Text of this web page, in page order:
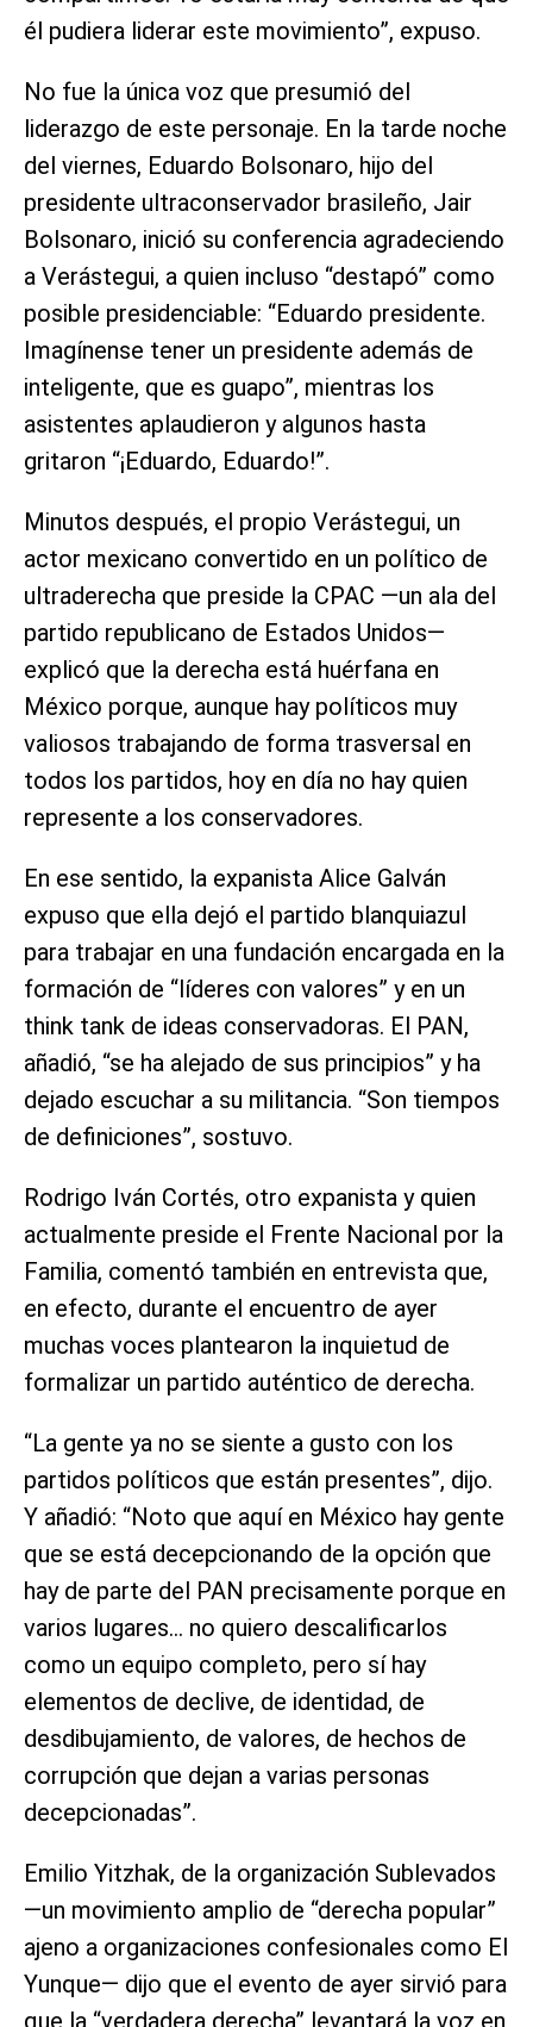
él pudiera liderar este movimiento”, expuso.
No fue la única voz que presumió del
liderazgo de este personaje. En la tarde noche
del viernes, Eduardo Bolsonaro, hijo del
presidente ultraconservador brasileño, Jair
Bolsonaro, inició su conferencia agradeciendo
a Verástegui, a quien incluso “destapó” como
posible presidenciable: “Eduardo presidente.
Imagínense tener un presidente además de
inteligente, que es guapo”, mientras los
asistentes aplaudieron y algunos hasta
gritaron “¡Eduardo, Eduardo!”.
Minutos después, el propio Verástegui, un
actor mexicano convertido en un político de
ultraderecha que preside la CPAC —un ala del
partido republicano de Estados Unidos—
explicó que la derecha está huérfana en
México porque, aunque hay políticos muy
valiosos trabajando de forma trasversal en
todos los partidos, hoy en día no hay quien
represente a los conservadores.
En ese sentido, la expanista Alice Galván
expuso que ella dejó el partido blanquiazul
para trabajar en una fundación encargada en la
formación de “líderes con valores” y en un
think tank de ideas conservadoras. El PAN,
añadió, “se ha alejado de sus principios” y ha
dejado escuchar a su militancia. “Son tiempos
de definiciones”, sostuvo.
Rodrigo Iván Cortés, otro expanista y quien
actualmente preside el Frente Nacional por la
Familia, comentó también en entrevista que,
en efecto, durante el encuentro de ayer
muchas voces plantearon la inquietud de
formalizar un partido auténtico de derecha.
“La gente ya no se siente a gusto con los
partidos políticos que están presentes”, dijo.
Y añadió: “Noto que aquí en México hay gente
que se está decepcionando de la opción que
hay de parte del PAN precisamente porque en
varios lugares… no quiero descalificarlos
como un equipo completo, pero sí hay
elementos de declive, de identidad, de
desdibujamiento, de valores, de hechos de
corrupción que dejan a varias personas
decepcionadas”.
Emilio Yitzhak, de la organización Sublevados
—un movimiento amplio de “derecha popular”
ajeno a organizaciones confesionales como El
Yunque— dijo que el evento de ayer sirvió para
que la “verdadera derecha” levantará la voz en